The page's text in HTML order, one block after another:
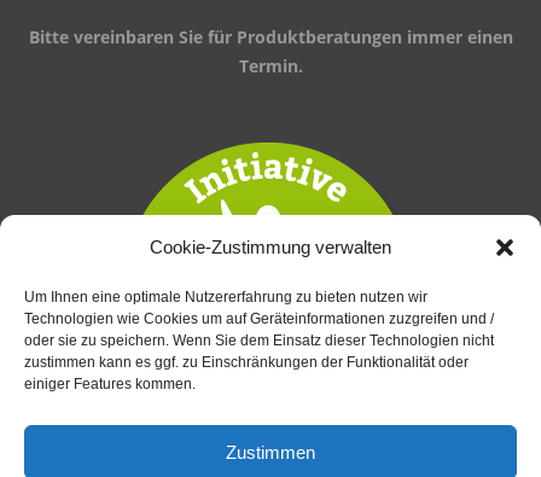
Cookie-Zustimmung verwalten
Um Ihnen eine optimale Nutzererfahrung zu bieten nutzen wir
Technologien wie Cookies um auf Geräteinformationen zuzgreifen und /
oder sie zu speichern. Wenn Sie dem Einsatz dieser Technologien nicht
zustimmen kann es ggf. zu Einschränkungen der Funktionalität oder
einiger Features kommen.
Zustimmen
Bitte vereinbaren Sie für Produktberatungen immer einen
Termin.